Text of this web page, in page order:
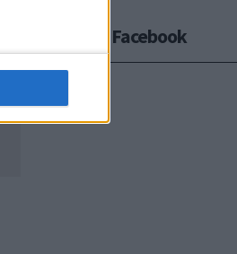
Seguici su Facebook